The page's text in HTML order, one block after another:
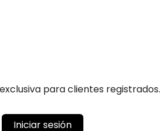
exclusiva para clientes registrados.
Iniciar sesión